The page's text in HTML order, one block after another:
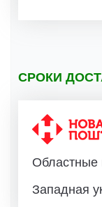
СРОКИ
Областные
Западная